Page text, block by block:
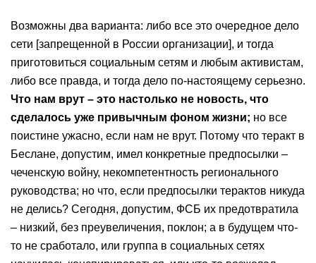
Возможны два варианта: либо все это очередное дело
сети [запрещенной в России организации], и тогда
приготовиться социальным сетям и любым активистам,
либо все правда, и тогда дело по-настоящему серьезно.
Что нам врут – это настолько не новость, что
сделалось уже привычным фоном жизни; но все
поистине ужасно, если нам не врут. Потому что теракт в
Беслане, допустим, имел конкретные предпосылки –
чеченскую войну, некомпетентность регионального
руководства; но что, если предпосылки терактов никуда
не делись? Сегодня, допустим, ФСБ их предотвратила
– низкий, без преувеличения, поклон; а в будущем что-
то не сработало, или группа в социальных сетях